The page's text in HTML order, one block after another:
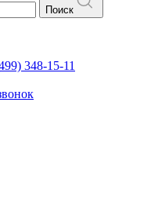
Поиск
348-15-11